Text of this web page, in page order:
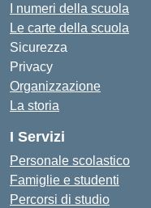
I numeri della scuola
Le carte della scuola
Sicurezza
Privacy
Organizzazione
La storia
I Servizi
Personale scolastico
Famiglie e studenti
Percorsi di studio